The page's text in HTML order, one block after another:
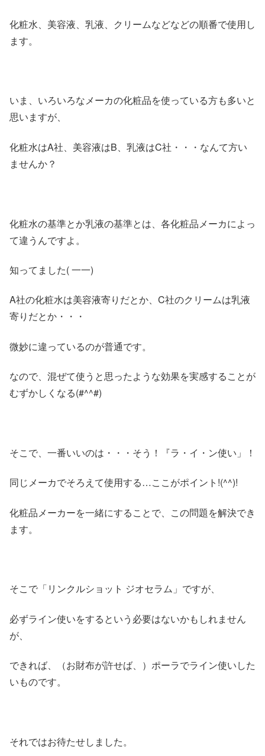
化粧水、美容液、乳液、クリームなどなどの順番で使用し
ます。
いま、いろいろなメーカの化粧品を使っている方も多いと
思いますが、
化粧水はA社、美容液はB、乳液はC社・・・なんて方い
ませんか？
化粧水の基準とか乳液の基準とは、各化粧品メーカによっ
て違うんですよ。
知ってました( 一一)
A社の化粧水は美容液寄りだとか、C社のクリームは乳液
寄りだとか・・・
微妙に違っているのが普通です。
なので、混ぜて使うと思ったような効果を実感することが
むずかしくなる(#^^#)
そこで、一番いいのは・・・そう！『ラ・イ・ン使い」！
同じメーカでそろえて使用する…ここがポイント!(^^)!
化粧品メーカーを一緒にすることで、この問題を解決でき
ます。
そこで「リンクルショット ジオセラム」ですが、
必ずライン使いをするという必要はないかもしれません
が、
できれば、（お財布が許せば、）ポーラでライン使いした
いものです。
それではお待たせしました。